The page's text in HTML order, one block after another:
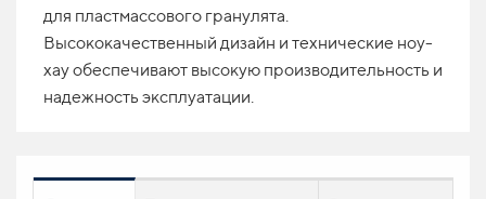
для пластмассового гранулята.
Высококачественный дизайн и технические ноу-
хау обеспечивают высокую производительность и
надежность эксплуатации.